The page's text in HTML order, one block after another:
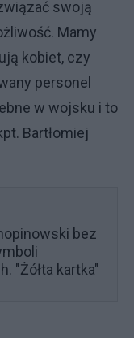
swoją
Mamy
kobiet, czy
personel
w wojsku i to
Bartłomiej
bez
"Żółta kartka"